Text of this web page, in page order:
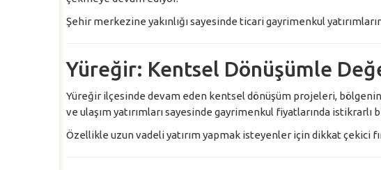
Şehir merkezine yakınlığı sayesinde ticari gayrimenkul
Yüreğir: Kentsel Dönüşümle
Yüreğir ilçesinde devam eden kentsel dönüşüm projeleri,
ve ulaşım yatırımları sayesinde gayrimenkul fiyatlarında
Özellikle uzun vadeli yatırım yapmak isteyenler için dikkat çekici